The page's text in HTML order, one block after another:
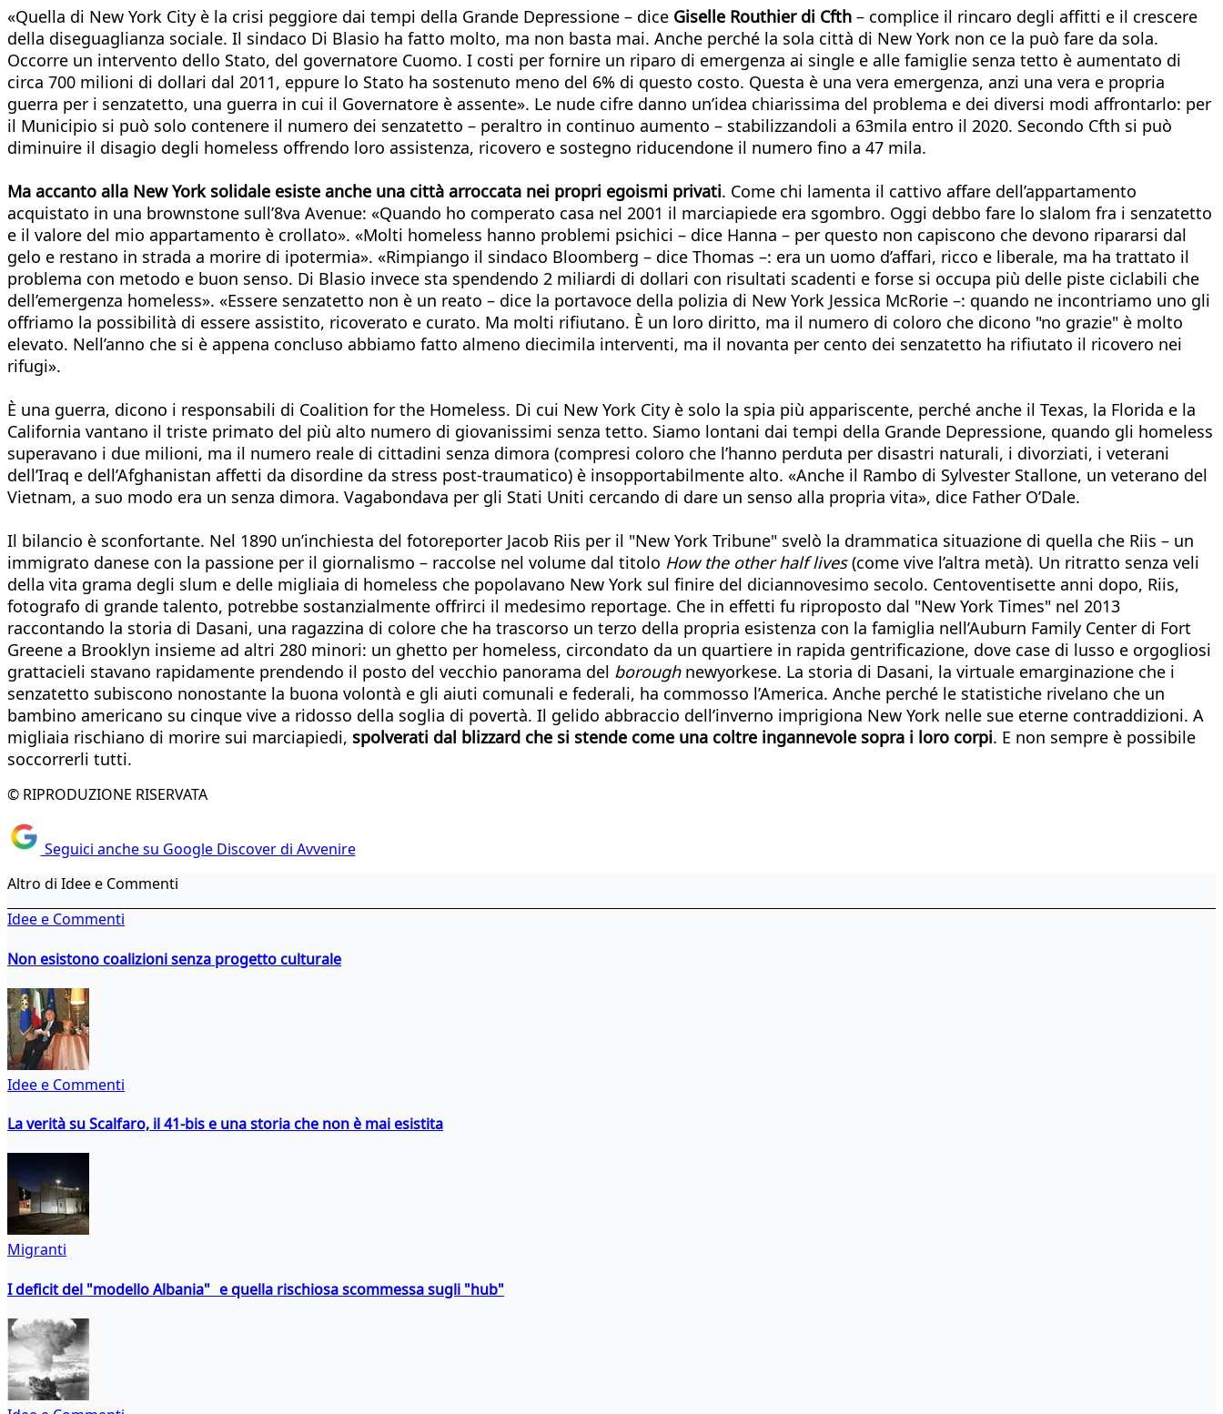
«Quella di New York City è la crisi peggiore dai tempi della Grande Depressione – dice Giselle Routhier di Cfth – complice il rincaro degli affitti e il crescere
della diseguaglianza sociale. Il sindaco Di Blasio ha fatto molto, ma non basta mai. Anche perché la sola città di New York non ce la può fare da sola.
Occorre un intervento dello Stato, del governatore Cuomo. I costi per fornire un riparo di emergenza ai single e alle famiglie senza tetto è aumentato di
circa 700 milioni di dollari dal 2011, eppure lo Stato ha sostenuto meno del 6% di questo costo. Questa è una vera emergenza, anzi una vera e propria
guerra per i senzatetto, una guerra in cui il Governatore è assente». Le nude cifre danno un’idea chiarissima del problema e dei diversi modi affrontarlo: per
il Municipio si può solo contenere il numero dei senzatetto – peraltro in continuo aumento – stabilizzandoli a 63mila entro il 2020. Secondo Cfth si può
diminuire il disagio degli homeless offrendo loro assistenza, ricovero e sostegno riducendone il numero fino a 47 mila.
Ma accanto alla New York solidale esiste anche una città arroccata nei propri egoismi privati. Come chi lamenta il cattivo affare dell’appartamento
acquistato in una brownstone sull’8va Avenue: «Quando ho comperato casa nel 2001 il marciapiede era sgombro. Oggi debbo fare lo slalom fra i senzatetto
e il valore del mio appartamento è crollato». «Molti homeless hanno problemi psichici – dice Hanna – per questo non capiscono che devono ripararsi dal
gelo e restano in strada a morire di ipotermia». «Rimpiango il sindaco Bloomberg – dice Thomas –: era un uomo d’affari, ricco e liberale, ma ha trattato il
problema con metodo e buon senso. Di Blasio invece sta spendendo 2 miliardi di dollari con risultati scadenti e forse si occupa più delle piste ciclabili che
dell’emergenza homeless». «Essere senzatetto non è un reato – dice la portavoce della polizia di New York Jessica McRorie –: quando ne incontriamo uno gli
offriamo la possibilità di essere assistito, ricoverato e curato. Ma molti rifiutano. È un loro diritto, ma il numero di coloro che dicono "no grazie" è molto
elevato. Nell’anno che si è appena concluso abbiamo fatto almeno diecimila interventi, ma il novanta per cento dei senzatetto ha rifiutato il ricovero nei
rifugi».
È una guerra, dicono i responsabili di Coalition for the Homeless. Di cui New York City è solo la spia più appariscente, perché anche il Texas, la Florida e la
California vantano il triste primato del più alto numero di giovanissimi senza tetto. Siamo lontani dai tempi della Grande Depressione, quando gli homeless
superavano i due milioni, ma il numero reale di cittadini senza dimora (compresi coloro che l’hanno perduta per disastri naturali, i divorziati, i veterani
dell’Iraq e dell’Afghanistan affetti da disordine da stress post-traumatico) è insopportabilmente alto. «Anche il Rambo di Sylvester Stallone, un veterano del
Vietnam, a suo modo era un senza dimora. Vagabondava per gli Stati Uniti cercando di dare un senso alla propria vita», dice Father O’Dale.
Il bilancio è sconfortante. Nel 1890 un’inchiesta del fotoreporter Jacob Riis per il "New York Tribune" svelò la drammatica situazione di quella che Riis – un
immigrato danese con la passione per il giornalismo – raccolse nel volume dal titolo How the other half lives(come vive l’altra metà). Un ritratto senza veli
della vita grama degli slum e delle migliaia di homeless che popolavano New York sul finire del diciannovesimo secolo. Centoventisette anni dopo, Riis,
fotografo di grande talento, potrebbe sostanzialmente offrirci il medesimo reportage. Che in effetti fu riproposto dal "New York Times" nel 2013
raccontando la storia di Dasani, una ragazzina di colore che ha trascorso un terzo della propria esistenza con la famiglia nell’Auburn Family Center di Fort
Greene a Brooklyn insieme ad altri 280 minori: un ghetto per homeless, circondato da un quartiere in rapida gentrificazione, dove case di lusso e orgogliosi
grattacieli stavano rapidamente prendendo il posto del vecchio panorama del borough newyorkese. La storia di Dasani, la virtuale emarginazione che i
senzatetto subiscono nonostante la buona volontà e gli aiuti comunali e federali, ha commosso l’America. Anche perché le statistiche rivelano che un
bambino americano su cinque vive a ridosso della soglia di povertà. Il gelido abbraccio dell’inverno imprigiona New York nelle sue eterne contraddizioni. A
migliaia rischiano di morire sui marciapiedi, spolverati dal blizzard che si stende come una coltre ingannevole sopra i loro corpi. E non sempre è possibile
soccorrerli tutti.
© RIPRODUZIONE RISERVATA
Seguici anche su Google Discover di Avvenire
Altro di Idee e Commenti
Idee e Commenti
Non esistono coalizioni senza progetto culturale
Idee e Commenti
La verità su Scalfaro, il 41-bis e una storia che non è mai esistita
Migranti
I deficit del "modello Albania" e quella rischiosa scommessa sugli "hub"